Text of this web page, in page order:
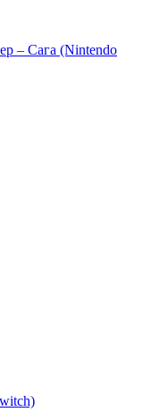
– Сага (Nintendo